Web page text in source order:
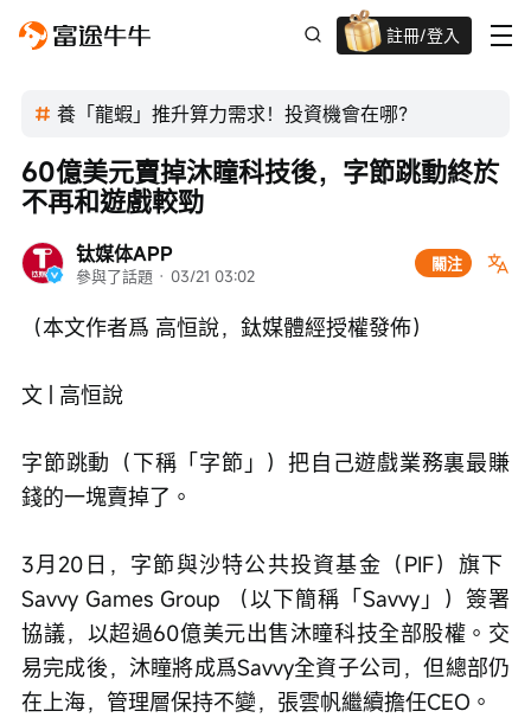
註冊/登入
迎新驚喜賞 股票/BTC等任你揀!
養「龍蝦」推升算力需求！投資機會在哪？
钛媒体APP
參與了話題 · 03/21 03:02
關注
60億美元賣掉沐瞳科技後，字節跳動終於
不再和遊戲較勁
（本文作者爲 高恒說，鈦媒體經授權發佈）
文 | 高恒說
字節跳動（下稱「字節」）把自己遊戲業務裏最賺
錢的一塊賣掉了。
3月20日，字節與沙特公共投資基金（PIF）旗下
Savvy Games Group （以下簡稱「Savvy」）簽署
協議，以超過60億美元出售沐瞳科技全部股權。交
易完成後，沐瞳將成爲Savvy全資子公司，但總部仍
在上海，管理層保持不變，張雲帆繼續擔任CEO。